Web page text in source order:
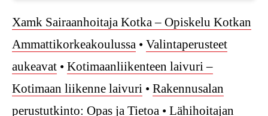
Xamk Sairaanhoitaja Kotka – Opiskelu Kotkan
Ammattikorkeakoulussa • Valintaperusteet
aukeavat • Kotimaanliikenteen laivuri –
Kotimaan liikenne laivuri • Rakennusalan
perustutkinto: Opas ja Tietoa • Lähihoitajan